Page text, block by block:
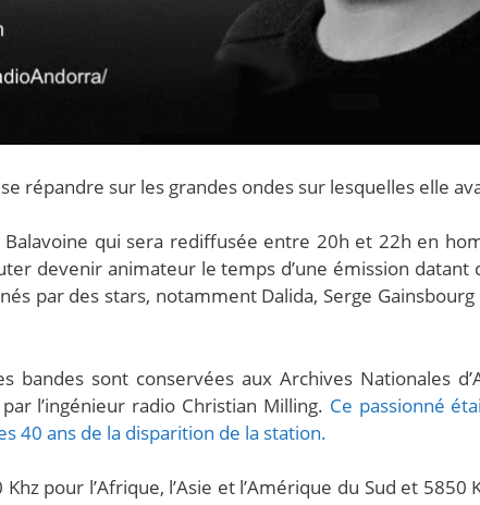
répandre sur les grandes ondes sur lesquelles elle
qui sera rediffusée entre 20h et 22h en
devenir animateur le temps d’une émission datant
par des stars, notamment Dalida, Serge Gainsbourg
sont conservées aux Archives Nationales
l’ingénieur radio Christian Milling. Ce passionné
40 ans de la disparition de la station.
pour l’Afrique, l’Asie et l’Amérique du Sud et 5850